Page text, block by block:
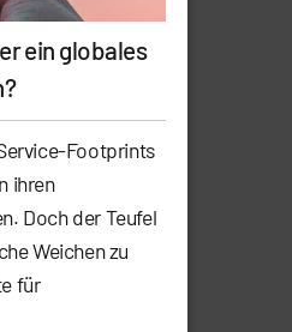
ein globales
Footprints
ihren
Doch der Teufel
Weichen zu
für